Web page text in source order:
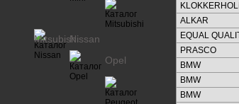
ALKAR
EQUAL
PRASCO
BMW
BMW
BMW
MitsubishiNissan
Opel